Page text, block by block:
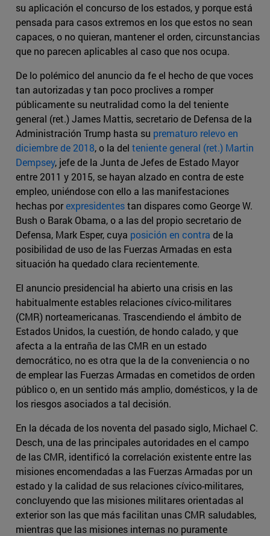
su aplicación el concurso de los estados, y porque está
pensada para casos extremos en los que estos no sean
capaces, o no quieran, mantener el orden, circunstancias
que no parecen aplicables al caso que nos ocupa.
De lo polémico del anuncio da fe el hecho de que voces
tan autorizadas y tan poco proclives a romper
públicamente su neutralidad como la del teniente
general (ret.) James Mattis, secretario de Defensa de la
Administración Trump hasta su prematuro relevo en
diciembre de 2018, o la del teniente general (ret.) Martin
Dempsey, jefe de la Junta de Jefes de Estado Mayor
entre 2011 y 2015, se hayan alzado en contra de este
empleo, uniéndose con ello a las manifestaciones
hechas porexpresidentestan dispares como George W.
Bush o Barak Obama, o a las del propio secretario de
Defensa, Mark Esper, cuya posición en contra de la
posibilidad de uso de las Fuerzas Armadas en esta
situación ha quedado clara recientemente.
El anuncio presidencial ha abierto una crisis en las
habitualmente estables relaciones cívico-militares
(CMR) norteamericanas. Trascendiendo el ámbito de
Estados Unidos, la cuestión, de hondo calado, y que
afecta a la entraña de las CMR en un estado
democrático, no es otra que la de la conveniencia o no
de emplear las Fuerzas Armadas en cometidos de orden
público o, en un sentido más amplio, domésticos, y la de
los riesgos asociados a tal decisión.
En la década de los noventa del pasado siglo, Michael C.
Desch, una de las principales autoridades en el campo
de las CMR, identificó la correlación existente entre las
misiones encomendadas a las Fuerzas Armadas por un
estado y la calidad de sus relaciones cívico-militares,
concluyendo que las misiones militares orientadas al
exterior son las que más facilitan unas CMR saludables,
mientras que las misiones internas no puramente